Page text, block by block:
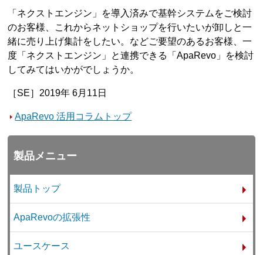
「ネクストエンジン」を導入済みで基幹システムをご検討
のお客様、これからネットショップを行いたいが卸しと一
緒に売り上げ集計をしたい。などご要望のあるお客様、一
度「ネクストエンジン」と連携できる「ApaRevo」を検討
してみてはいかがでしょうか。
［SE］2019年 6月11日
ApaRevo 活用コラムトップ
製品メニュー
製品トップ
ApaRevoの拡張性
ユースケース